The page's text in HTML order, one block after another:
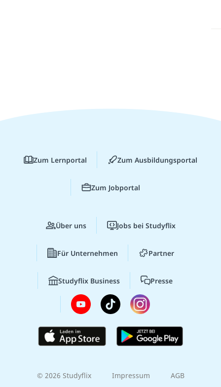
Zum Lernportal Zum Ausbildungsportal
Zum Jobportal
Über uns Jobs bei Studyflix
Für Unternehmen Partner
Studyflix Business Presse
© 2026 Studyflix Impressum AGB